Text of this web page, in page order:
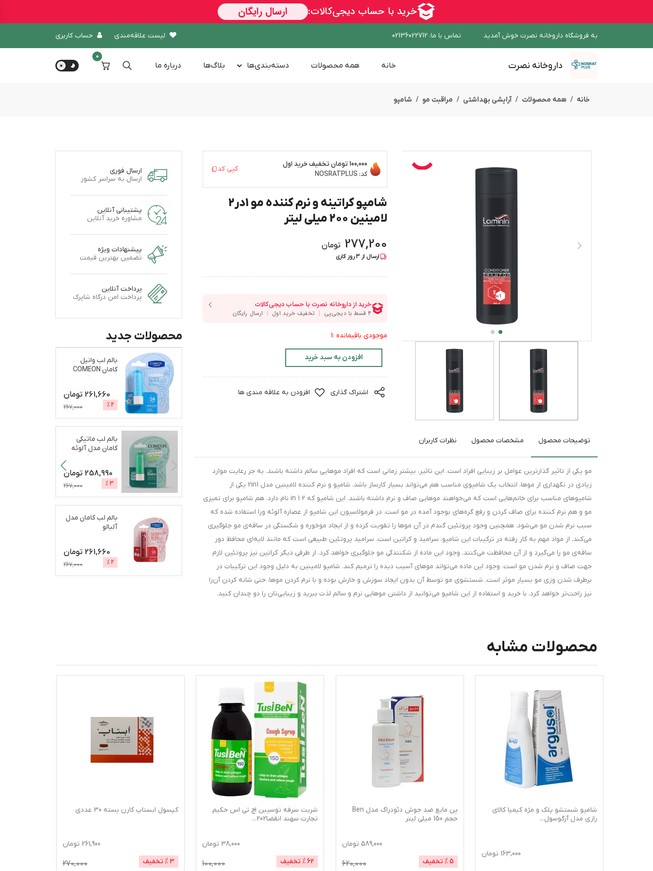
به فروشگاه داروخانه نصرت خوش آمدید تماس با ما:
02136022712 لیست علاقه‌مندی حساب کاربری
داروخانه نصرت خانه همه محصولات دسته‌بندی‌ها بلاگ‌ها درباره‌ ما
0
خانه همه محصولات آرایشی بهداشتی مراقبت مو شامپو
100,000 تومان
تخفیف خرید اول
کد: NOSRATPLUS
کپی کد
شامپو کراتینه و نرم کننده مو 1در2
لامینین 200 میلی لیتر
277,200 تومان
ارسال از 3روز کاری
موجودی باقیمانده :1
افزودن به سبد خرید
اشتراک گذاری افزودن به علاقه مندی ها
توضیحات محصول مشخصات محصول نظرات کاربران
مو یکی از تاثیر گذارترین عوامل بر زیبایی افراد است. این تاثیر، بیشتر زمانی است که افراد موهایی سالم داشته باشند. به جز رعایت موارد
زیادی در نگهداری از موها، انتخاب یک شامپوی مناسب هم می‌تواند بسیار کارساز باشد. شامپو و نرم کننده لامینین مدل 2in1 یکی از
شامپوهای مناسب برای خانم‌هایی است که می‌خواهند موهایی صاف و نرم داشته باشند. این شامپو که 2 in 1 نام دارد، هم شامپو برای تمیزی
مو و هم نرم کننده برای صاف کردن و رفع گره‌های بوجود آمده در مو است. در فرمولاسیون این شامپو از عصاره آلوئه ورا استفاده شده که
سبب نرم شدن مو می‌‌شود. همچنین وجود پروتئین گندم در آن موها را تقویت کرده و از ایجاد موخوره و شکستگی در ساقه‌ی مو جلوگیری
می‌کند. از مواد مهم به کار رفته در ترکیبات این شامپو، سرامید و کراتین است. سرامید پروتئین طبیعی است که مانند لایه‌ای محافظ دور
ساقه‌ی مو را می‌گیرد و از آن محافظت می‌کنند. وجود این ماده از شکنندگی مو جلوگیری خواهد کرد. از طرفی دیگر کراتین نیز پروتئین لازم
جهت صاف و نرم شدن مو است. وجود این ماده می‌تواند موهای آسیب دیده را ترمیم کند. شامپو لامینین به دلیل وجود این ترکیبات در
برطرف شدن وزی مو بسیار موثر است. شستشوی مو توسط آن بدون ایجاد سوزش و خارش بوده و با نرم کردن موها، حتی شانه کردن آن‌را
نیز راحت‌تر خواهد کرد. با خرید و استفاده از این شامپو می‌توانید از داشتن موهایی نرم و سالم لذت ببرید و زیبایی‌تان را دو چندان کنید.
ارسال فوری
ارسال به سراسر کشور
پشتیبانی آنلاین
مشاوره خرید آنلاین
پیشنهادات ویژه
تضمین بهترین قیمت
پرداخت آنلاین
پرداخت امن درگاه شاپرک
محصولات جدید
بالم لب وانیل
کامان COMEON
نرم و براق کننده
261,660 تومان
2
%
267,000
بالم لب ماتیکی
کامان مدل آلوئه
ورا مرطوب‌کننده،
258,990 تومان
3
%
267,000
بالم لب کامان مدل
آلبالو
261,660 تومان
2
%
267,000
محصولات مشابه
شامپو شستشو پلک و مژه کیمیا کالای
رازی مدل آرگوسول...
163,000 تومان
پن مایع ضد جوش دئودراگ مدل Ben
حجم 150 میلی لیتر
589,000 تومان
5% تخفیف 620,000
شربت سرفه توسیبن اچ تی اس حکیم
تجارت سهند انقضا202
...
38,000 تومان
62% تخفیف 100,000
کپسول ابستاپ کارن بسته 30 عددی
261,900 تومان
3 % تخفیف 270,000